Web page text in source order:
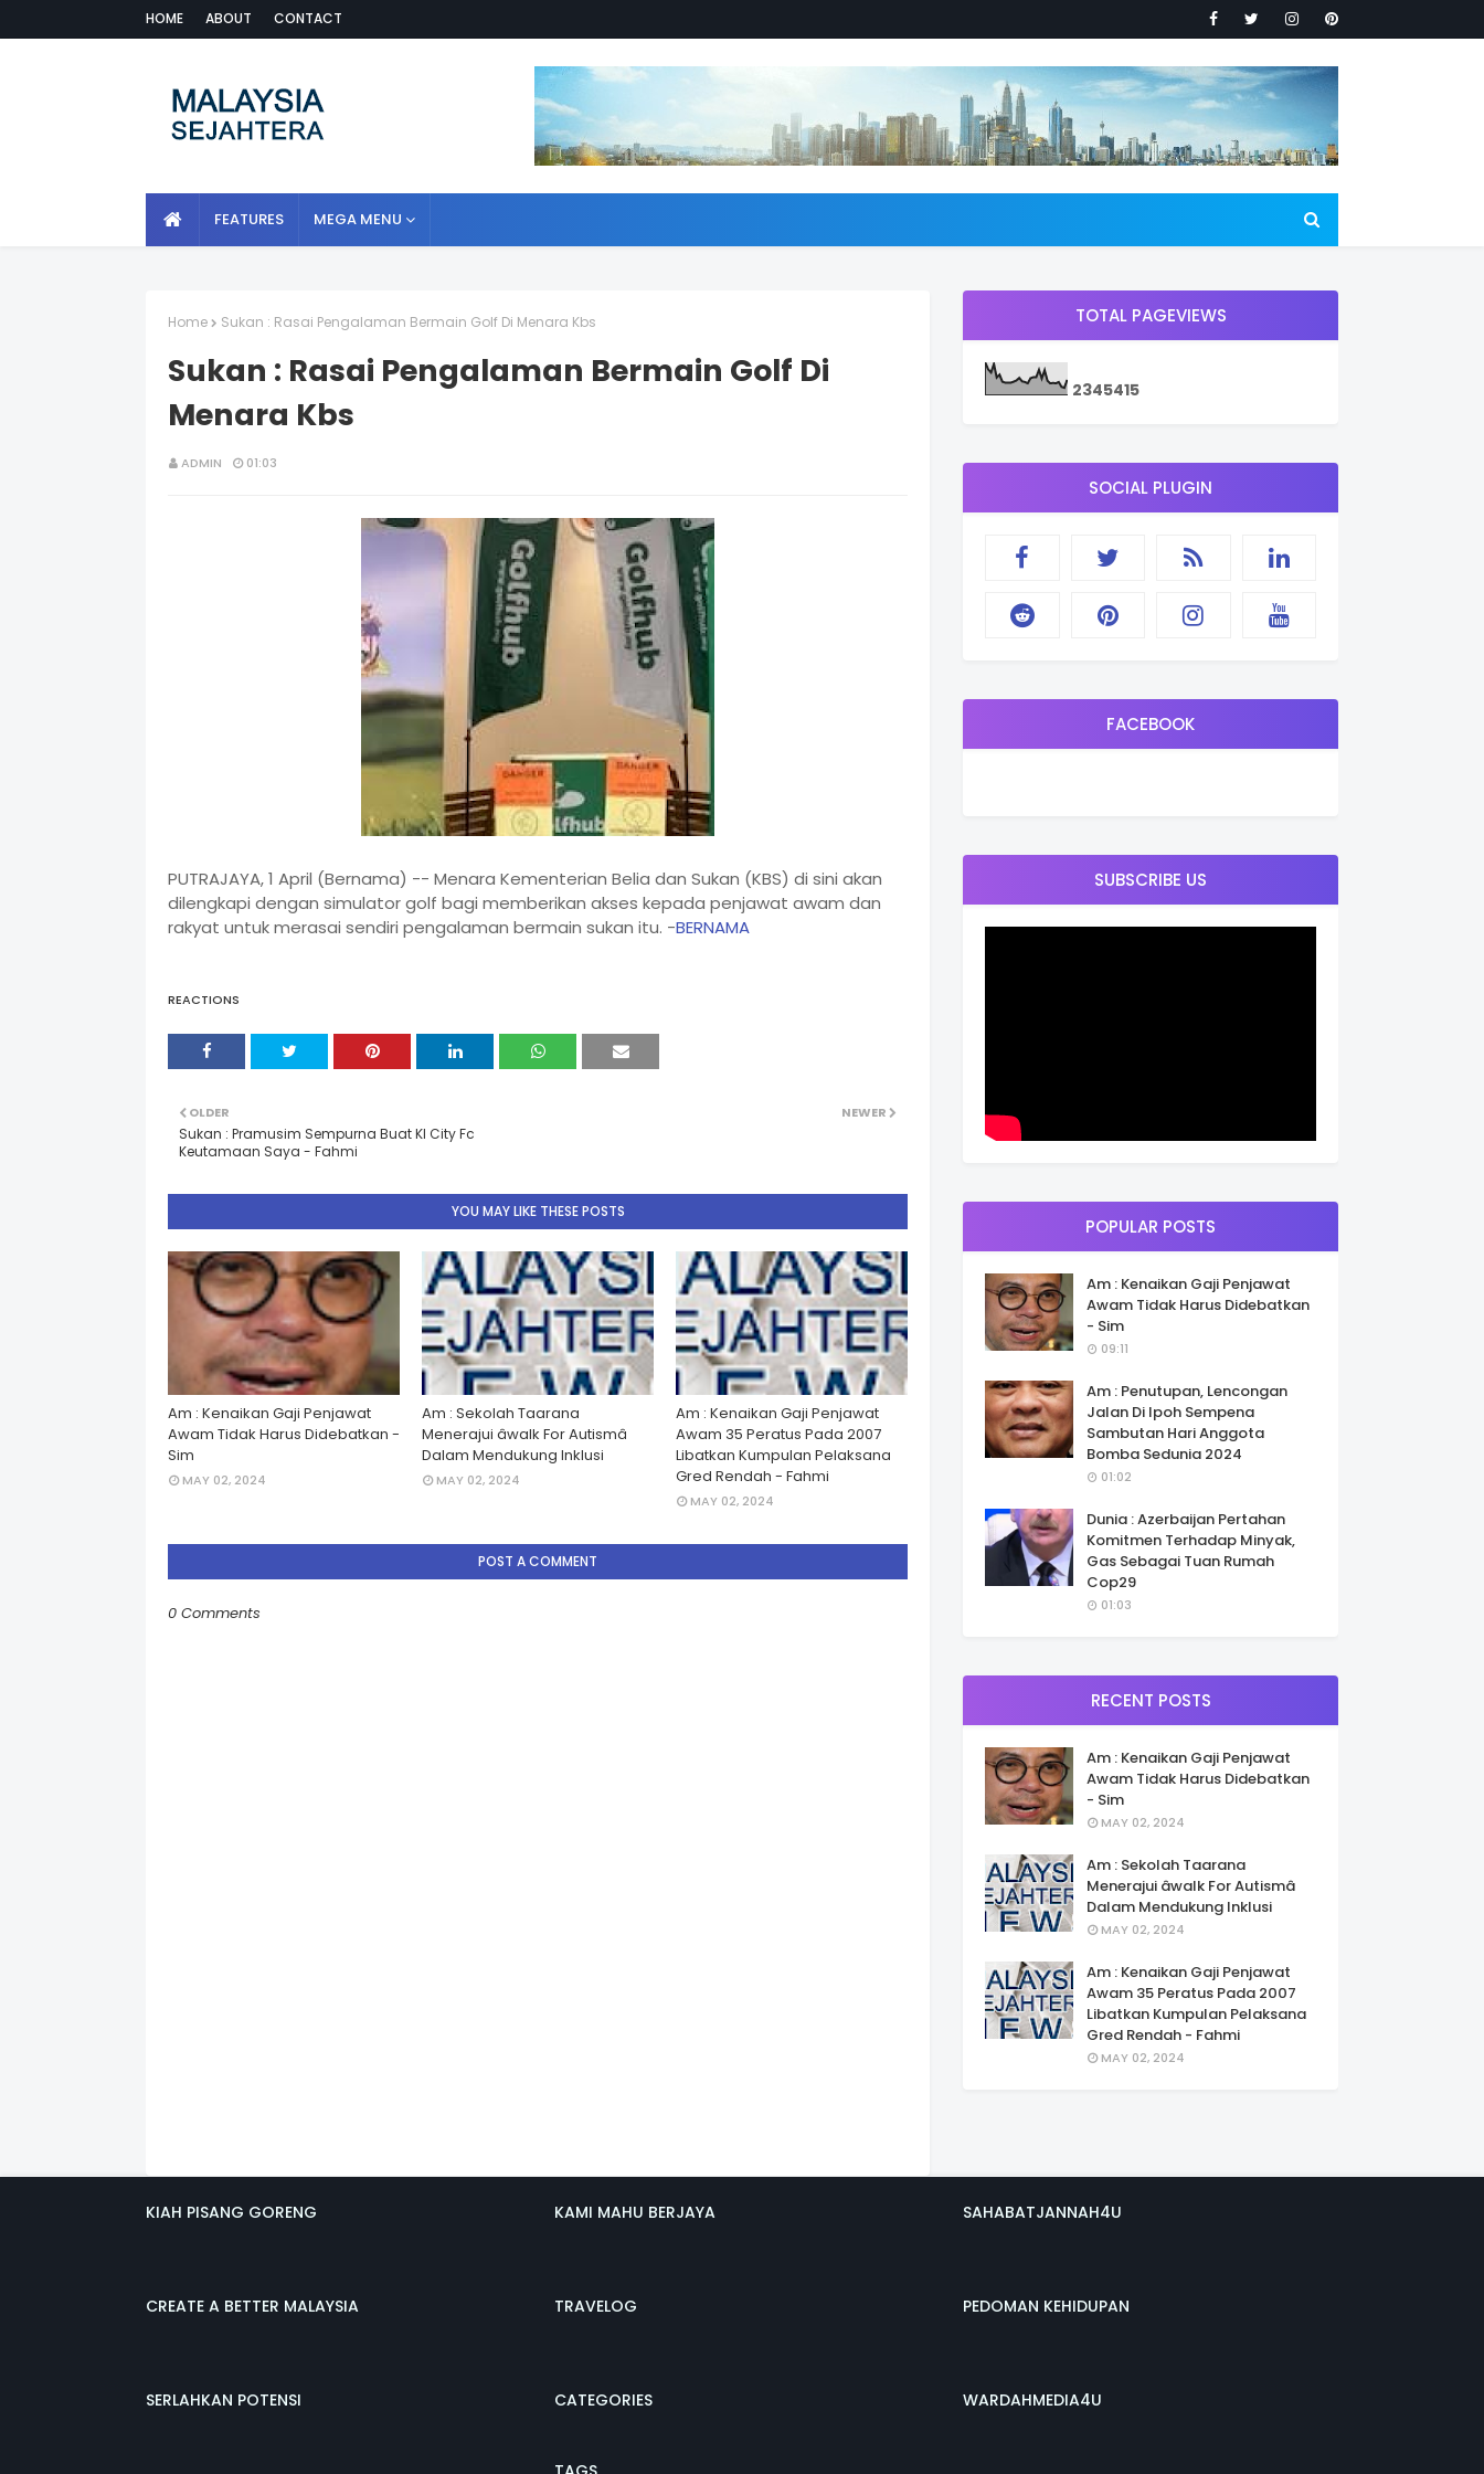
HOME ABOUT CONTACT
FEATURES MEGA MENU
Home Sukan : Rasai Pengalaman Bermain Golf Di Menara Kbs
Sukan : Rasai Pengalaman Bermain Golf Di
Menara Kbs
ADMIN 01:03
PUTRAJAYA, 1 April (Bernama) -- Menara Kementerian Belia dan Sukan (KBS) di sini akan
dilengkapi dengan simulator golf bagi memberikan akses kepada penjawat awam dan
rakyat untuk merasai sendiri pengalaman bermain sukan itu. -BERNAMA
REACTIONS
NEWER
OLDER
Sukan : Pramusim Sempurna Buat Kl City Fc
Keutamaan Saya - Fahmi
YOU MAY LIKE THESE POSTS
Am : Kenaikan Gaji Penjawat
Awam Tidak Harus Didebatkan -
Sim
MAY 02, 2024
Am : Sekolah Taarana
Menerajui âwalk For Autismâ
Dalam Mendukung Inklusi
MAY 02, 2024
Am : Kenaikan Gaji Penjawat
Awam 35 Peratus Pada 2007
Libatkan Kumpulan Pelaksana
Gred Rendah - Fahmi
MAY 02, 2024
POST A COMMENT
0 Comments
TOTAL PAGEVIEWS
2345415
SOCIAL PLUGIN
FACEBOOK
SUBSCRIBE US
POPULAR POSTS
Am : Kenaikan Gaji Penjawat
Awam Tidak Harus Didebatkan
- Sim
09:11
Am : Penutupan, Lencongan
Jalan Di Ipoh Sempena
Sambutan Hari Anggota
Bomba Sedunia 2024
01:02
Dunia : Azerbaijan Pertahan
Komitmen Terhadap Minyak,
Gas Sebagai Tuan Rumah
Cop29
01:03
RECENT POSTS
Am : Kenaikan Gaji Penjawat
Awam Tidak Harus Didebatkan
- Sim
MAY 02, 2024
Am : Sekolah Taarana
Menerajui âwalk For Autismâ
Dalam Mendukung Inklusi
MAY 02, 2024
Am : Kenaikan Gaji Penjawat
Awam 35 Peratus Pada 2007
Libatkan Kumpulan Pelaksana
Gred Rendah - Fahmi
MAY 02, 2024
KIAH PISANG GORENG
CREATE A BETTER MALAYSIA
SERLAHKAN POTENSI
KAMI MAHU BERJAYA
TRAVELOG
CATEGORIES
SAHABATJANNAH4U
PEDOMAN KEHIDUPAN
WARDAHMEDIA4U